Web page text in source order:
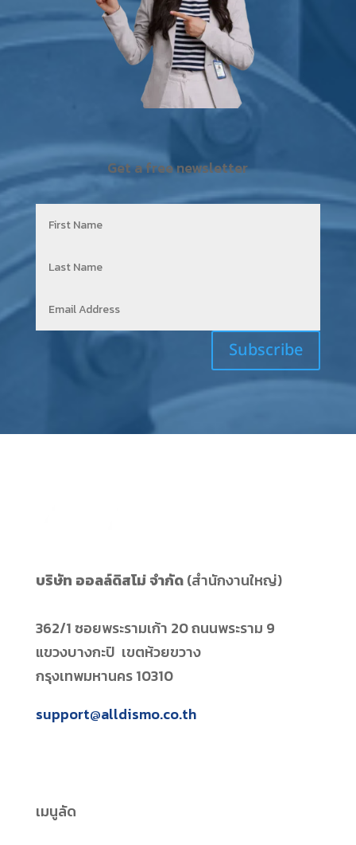
Get a free newsletter
Subscribe
บริษัท ออลล์ดิสโม่ จำกัด(สำนักงานใหญ่)
362/1 ซอยพระรามเก้า 20 ถนนพระราม 9
แขวงบางกะปิ เขตห้วยขวาง
กรุงเทพมหานคร 10310
support@alldismo.co.th
เมนูลัด